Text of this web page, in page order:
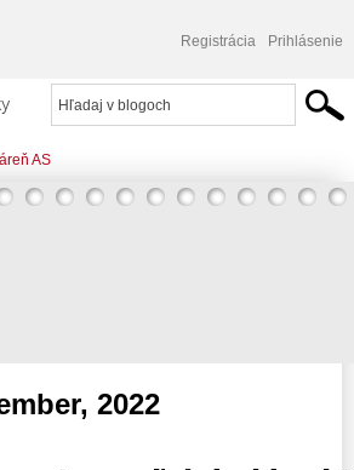
Registrácia Prihlásenie
AS
2022